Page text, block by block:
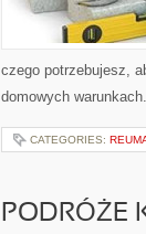
czego potrzebujesz,
domowych
CATEGORIES:
PODRÓŻE